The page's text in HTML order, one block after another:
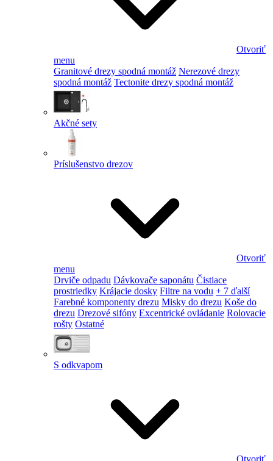
Otvoriť
menu
Granitové drezy spodná montáž Nerezové drezy
spodná montáž Tectonite drezy spodná montáž
Akčné sety
Príslušenstvo drezov
Otvoriť
menu
Drviče odpadu Dávkovače saponátu Čistiace
prostriedky Krájacie dosky Filtre na vodu + 7 ďalší
Farebné komponenty drezu Misky do drezu Koše do
drezu Drezové sifóny Excentrické ovládanie Rolovacie
rošty Ostatné
S odkvapom
Otvoriť